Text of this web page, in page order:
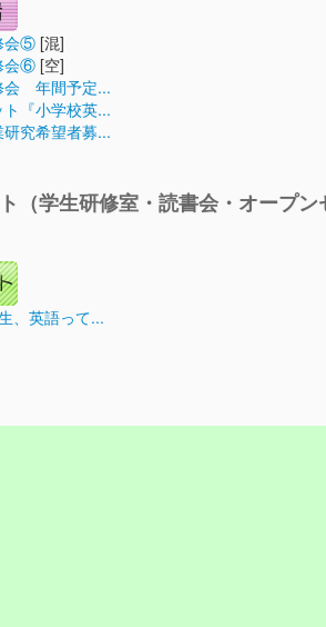
会⑤ [混]
会⑥ [空]
会 年間予定...
『小学校英...
究希望者募...
（学生研修室・読書会・オープン
、英語って...